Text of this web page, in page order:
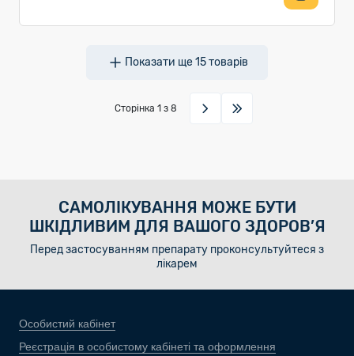
Показати ще15товарів
Сторінка 1 з 8
САМОЛІКУВАННЯ МОЖЕ БУТИ
ШКІДЛИВИМ ДЛЯ ВАШОГО ЗДОРОВ’Я
Перед застосуванням препарату проконсультуйтеся з
лікарем
Особистий кабінет
Реєстрація в особистому кабінеті та оформлення